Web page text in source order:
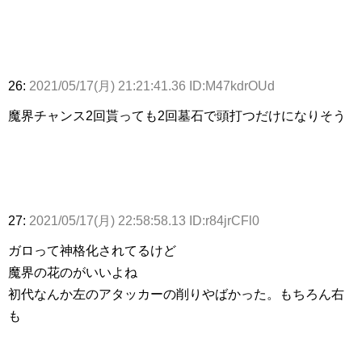
26: 2021/05/17(月) 21:21:41.36 ID:M47kdrOUd
魔界チャンス2回貰っても2回墓石で頭打つだけになりそう
27: 2021/05/17(月) 22:58:58.13 ID:r84jrCFl0
ガロって神格化されてるけど
魔界の花のがいいよね
初代なんか左のアタッカーの削りやばかった。もちろん右
も